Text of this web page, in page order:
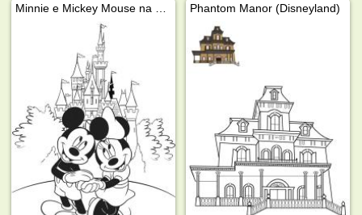
Phantom Manor (Disneyland)